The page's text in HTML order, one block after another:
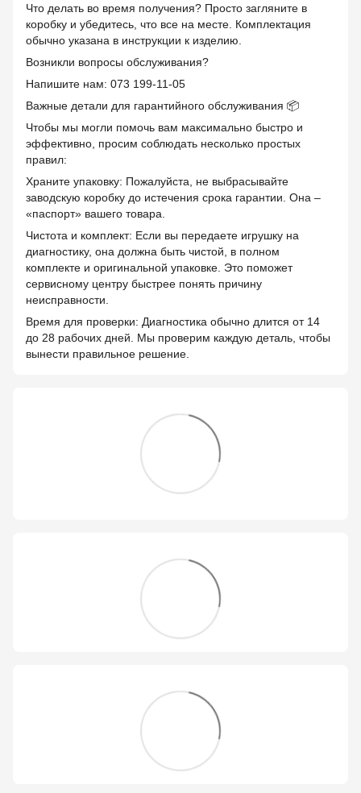
Что делать во время получения? Просто загляните в
коробку и убедитесь, что все на месте. Комплектация
обычно указана в инструкции к изделию.
Возникли вопросы обслуживания?
Напишите нам: 073 199-11-05
Важные детали для гарантийного обслуживания 📦
Чтобы мы могли помочь вам максимально быстро и
эффективно, просим соблюдать несколько простых
правил:
Храните упаковку: Пожалуйста, не выбрасывайте
заводскую коробку до истечения срока гарантии. Она –
«паспорт» вашего товара.
Чистота и комплект: Если вы передаете игрушку на
диагностику, она должна быть чистой, в полном
комплекте и оригинальной упаковке. Это поможет
сервисному центру быстрее понять причину
неисправности.
Время для проверки: Диагностика обычно длится от 14
до 28 рабочих дней. Мы проверим каждую деталь, чтобы
вынести правильное решение.